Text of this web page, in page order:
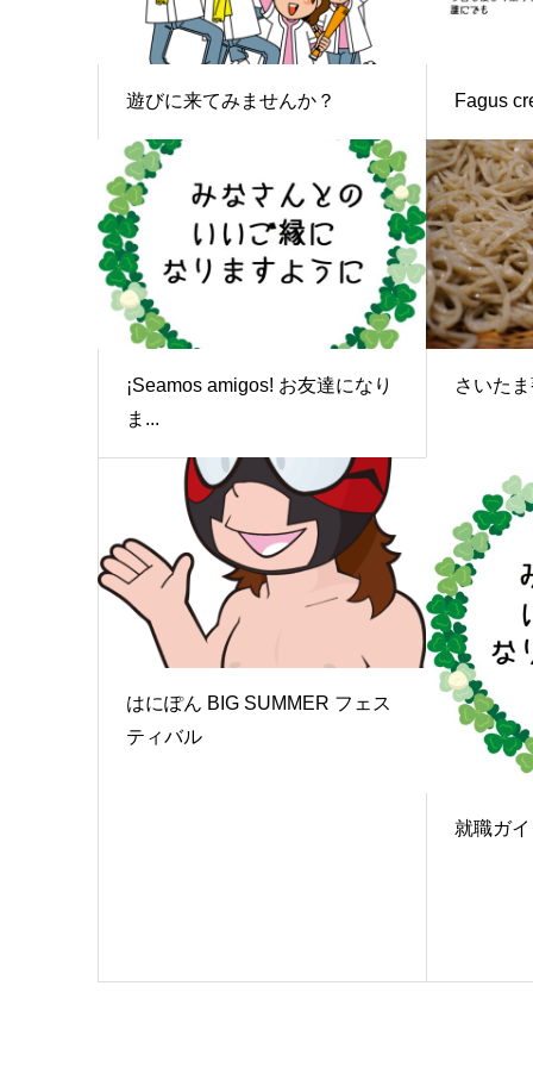
遊びに来てみませんか？ Fagus
¡Seamos amigos! お友達になり
ま...
さいた
はにぽん BIG SUMMER フェス
ティバル
就職ガ